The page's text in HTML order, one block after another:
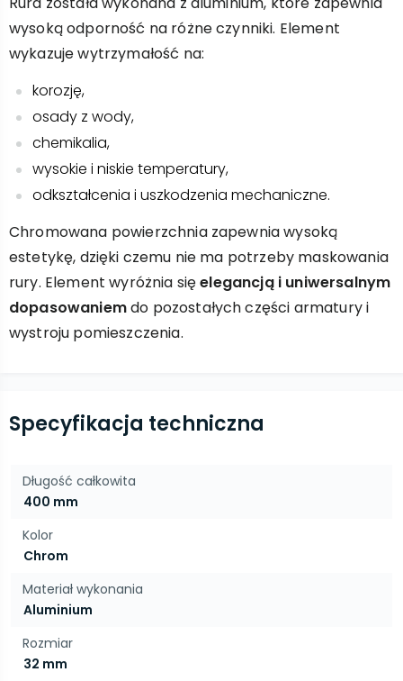
wysoką odporność na różne czynniki. Element
wykazuje wytrzymałość na:
korozję,
osady z wody,
chemikalia,
wysokie i niskie temperatury,
odkształcenia i uszkodzenia mechaniczne.
Chromowana powierzchnia zapewnia wysoką
estetykę, dzięki czemu nie ma potrzeby maskowania
rury. Element wyróżnia sięelegancją i uniwersalnym
dopasowaniemdo pozostałych części armatury i
wystroju pomieszczenia.
Specyfikacja techniczna
Długość całkowita
400 mm
Kolor
Chrom
Materiał wykonania
Aluminium
Rozmiar
32 mm